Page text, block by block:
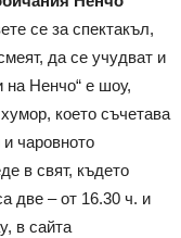
се за спектакъл,
да се учудват и
на Ненчо“ е шоу,
което съчетава
чаровното
в свят, където
две – от 16.30 ч. и
в сайта